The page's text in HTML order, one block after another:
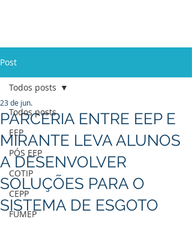
Post
Todos posts
EEP
PÓS EEP
COTIP
CEPP
FUMEP
Todos posts
PARCERIA ENTRE EEP E
MIRANTE LEVA ALUNOS
A DESENVOLVER
SOLUÇÕES PARA O
SISTEMA DE ESGOTO
23 de jun.